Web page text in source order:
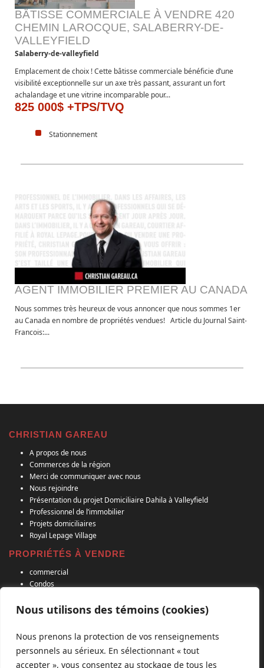
Nous utilisons des témoins (cookies)
Nous prenons la protection de vos renseignements
personnels au sérieux. En sélectionnant « tout
accepter », vous consentez au stockage de tous les
BÂTISSE COMMERCIALE À VENDRE 420
CHEMIN LAROCQUE, SALABERRY-DE-
VALLEYFIELD
Salaberry-de-valleyfield
Emplacement de choix ! Cette bâtisse commerciale bénéficie d’une
visibilité exceptionnelle sur un axe très passant, assurant un fort
achalandage et une vitrine incomparable pour...
825 000$ +TPS/TVQ
Stationnement
AGENT IMMOBILIER PREMIER AU CANADA
Nous sommes très heureux de vous annoncer que nous sommes 1er
au Canada en nombre de propriétés vendues! Article du Journal Saint-
Francois:...
CHRISTIAN GAREAU
A propos de nous
Commerces de la région
Merci de communiquer avec nous
Nous rejoindre
Présentation du projet Domiciliaire Dahila à Valleyfield
Professionnel de l’immobilier
Projets domiciliaires
Royal Lepage Village
PROPRIÉTÉS À VENDRE
commercial
Condos
Propriété à revenu
Terrain residentiel
Uni-Familial
RECENT POSTS